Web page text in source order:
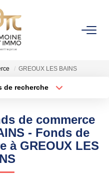
GREOUX LES BAINS
de recherche
Budget max
Plus de critères
de commerce
- Fonds de
à GREOUX LES